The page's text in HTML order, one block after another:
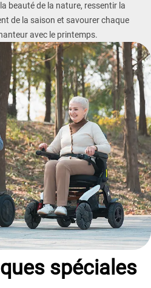
beauté de la nature, ressentir la
de la saison et savourer chaque
avec le printemps.
spéciales